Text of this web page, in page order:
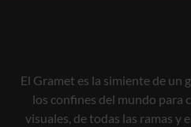
El Gramet es la simiente de un
los confines del mundo para
visuales, de todas las ramas y